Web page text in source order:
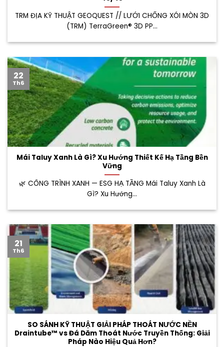
TRM ĐỊA KỸ THUẬT GEOQUEST // LƯỚI CHỐNG XÓI MÒN 3D
(TRM) TerraGreen® 3D PP...
Mái Taluy Xanh Là Gì? Xu Hướng Thiết Kế Hạ Tầng Bền
Vững
🌿 CÔNG TRÌNH XANH — ESG HẠ TẦNG Mái Taluy Xanh Là
Gì? Xu Hướng...
22
Th6
SO SÁNH KỸ THUẬT GIẢI PHÁP THOÁT NƯỚC NỀN
Draintube™ vs Đá Dăm Thoát Nước Truyền Thống: Giải
Pháp Nào Hiệu Quả Hơn?
21
Th6